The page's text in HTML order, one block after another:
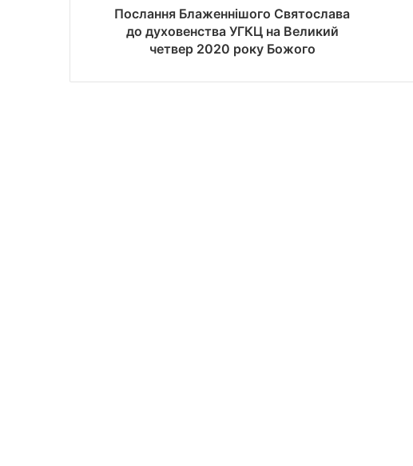
Послання Блаженнішого Святослава
до духовенства УГКЦ на Великий
четвер 2020 року Божого